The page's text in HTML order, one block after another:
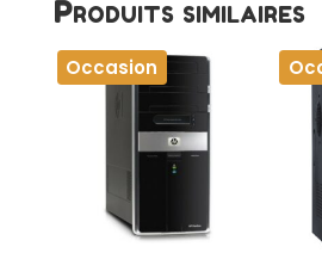
Produits similaires
Occasion